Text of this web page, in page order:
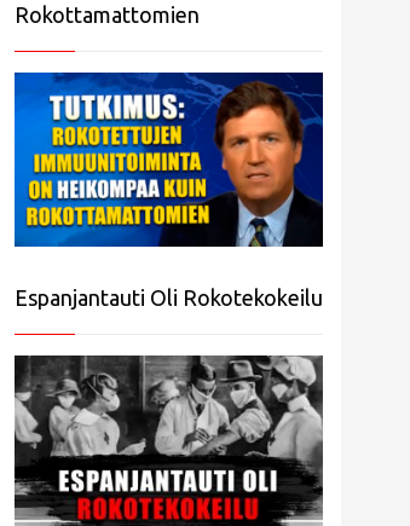
Rokottamattomien
Espanjantauti Oli Rokotekokeilu